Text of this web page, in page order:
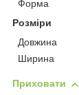
Форма
Розміри
Довжина
Ширина
Приховати